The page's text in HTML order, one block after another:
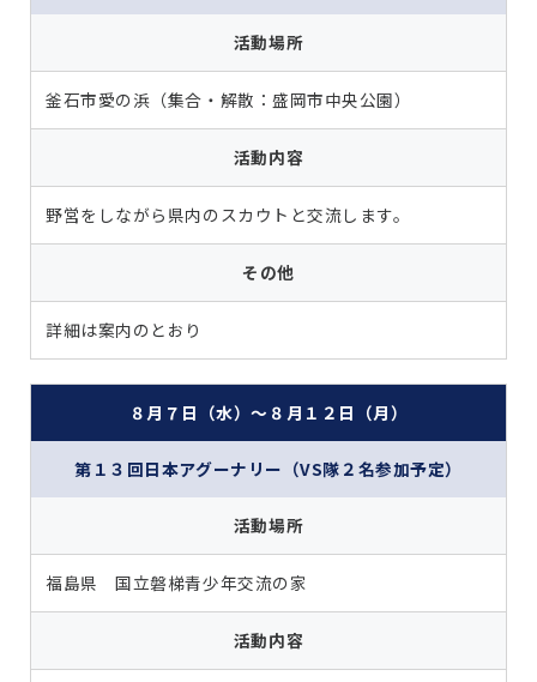
活動場所
釜石市愛の浜（集合・解散：盛岡市中央公園）
活動内容
野営をしながら県内のスカウトと交流します。
その他
詳細は案内のとおり
８月７日（水）～８月１２日（月）
第１３回日本アグーナリー（VS隊２名参加予定）
活動場所
福島県 国立磐梯青少年交流の家
活動内容